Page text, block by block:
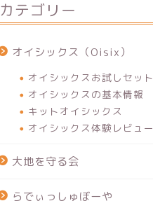
カテゴリー
オイシックス（Oisix）
オイシックスお試しセット
オイシックスの基本情報
キットオイシックス
オイシックス体験レビュー
大地を守る会
らでぃっしゅぼーや